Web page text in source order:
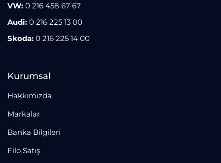
VW: 0 216 458 67 67
Audi: 0 216 225 13 00
Skoda: 0 216 225 14 00
Kurumsal
Hakkımızda
Markalar
Banka Bilgileri
Filo Satış